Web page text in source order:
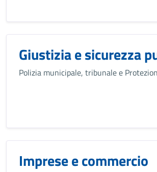
Giustizia e sicurezza
Polizia municipale, tribunale e
Imprese e commercio